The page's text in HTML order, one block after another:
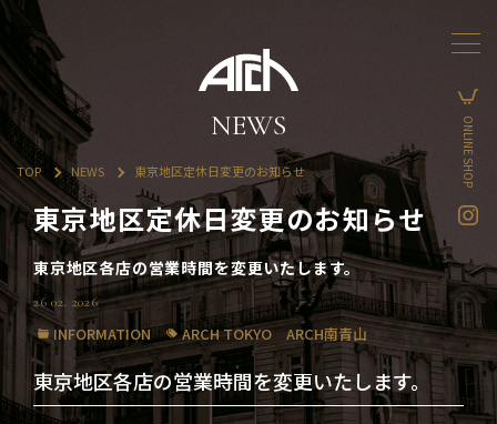
ONLINE SHOP
NEWS
TOP NEWS 東京地区定休日変更のお知らせ
東京地区定休日変更のお知らせ
東京地区各店の営業時間を変更いたします。
26 02. 2026
INFORMATION ARCH TOKYO ARCH南青山
東京地区各店の営業時間を変更いたします。